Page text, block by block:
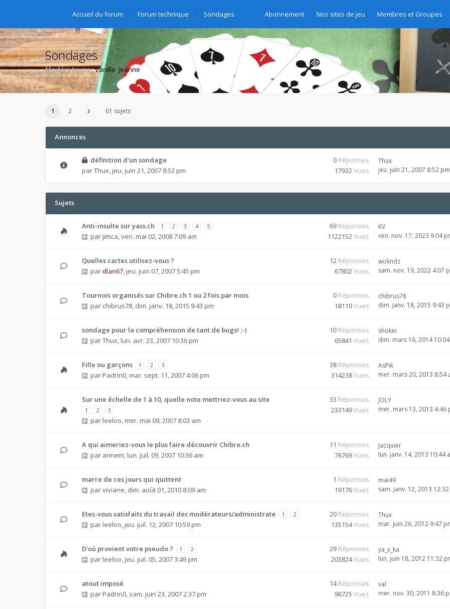
Abonnement Nos sites de jeu Membres et Groupes
Accueil du forum Forum technique Sondages
Sondages
Modérateurs :Vanille,Jeanne
1 2 61 sujets
Annonces
définition d'un sondage
parThux, jeu. juin 21, 2007 8:52 pm
0 Réponses
17932Vues
Thux
jeu. juin 21, 2007 8:52 pm
Sujets
Anti-insulte sur yass.ch 1 2 3 4 5
par jimca,ven. mai 02, 2008 7:09 am
69 Réponses
1122152Vues
KV
ven. nov. 17, 2023 9:04
Quelles cartes utilisez-vous ?
pardlan67, jeu. juin 07, 2007 5:45 pm
12 Réponses
67802Vues
wolindz
sam. nov. 19, 2022 4:07
Tournois organisés sur Chibre.ch 1 ou 2 fois par mois
par chibrus78, dim. janv. 18, 2015 9:43 pm
0 Réponses
18119Vues
chibrus78
dim. janv. 18, 2015 9:43
sondage pour la compréhension de tant de bugs! ;-)
parThux, lun. avr. 23, 2007 10:36 pm
10 Réponses
65841 Vues
shokin
dim. mars 16, 2014
Fille ou garçons 1 2 3
par Padrin0, mar. sept. 11, 2007 4:06 pm
38 Réponses
314238Vues
AsPik
mer. mars 20, 2013 8:54
Sur une échelle de 1 à 10, quelle note mettriez-vous au site
1 2 3
par leeloo, mer. mai 09, 2007 8:03 am
33 Réponses
233149Vues
JOLY
mer. mars 13, 2013 4:46
A qui aimeriez-vous le plus faire découvrir Chibre.ch
par annem, lun. juil. 09, 2007 10:36 am
11 Réponses
76769Vues
Jacquier
lun. janv. 14, 2013 10:44
marre de ces jours qui quittent
parviviane, dim. août 01, 2010 8:09 am
1 Réponses
19176Vues
mai49
sam. janv. 12, 2013
Etes-vous satisfaits du travail des modérateurs/administrate 1 2
par leeloo, jeu. juil. 12, 2007 10:59 pm
20 Réponses
135154Vues
Thux
mar. juin 26, 2012 9:47
D'où provient votre pseudo ? 1 2
par leeloo, jeu. juil. 05, 2007 3:49 pm
29 Réponses
203824Vues
ya_v_ka
lun. juin 18, 2012 11:32
atout imposé
par Padrin0, sam. juin 23, 2007 2:37 pm
14Réponses
96725 Vues
val
mer. nov. 30, 2011 8:36